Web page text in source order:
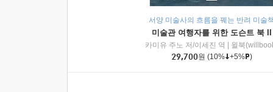
서양 미술사의 흐름을 꿰는 반려 미술
미술관 여행자를 위한 도슨트 북 II
카미유 주노 저/이세진 역
윌북
29,700원 (10% +5% )